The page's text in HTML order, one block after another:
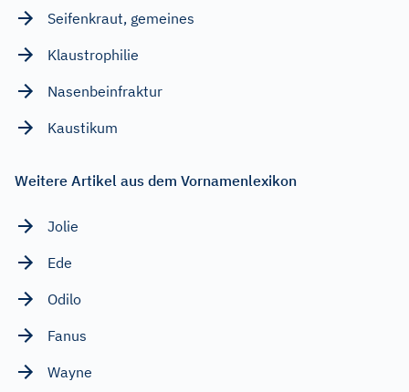
Seifenkraut, gemeines
Klaustrophilie
Nasenbeinfraktur
Kaustikum
Weitere Artikel aus dem Vornamenlexikon
Jolie
Ede
Odilo
Fanus
Wayne